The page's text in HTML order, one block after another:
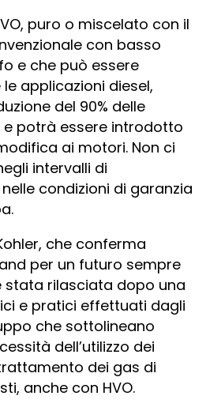
puro o miscelato con il
con basso
e che può essere
applicazioni diesel,
del 90% delle
e potrà essere introdotto
ai motori. Non ci
intervalli di
condizioni di garanzia
che conferma
per un futuro sempre
stata rilasciata dopo una
e pratici effettuati dagli
che sottolineano
dell’utilizzo dei
dei gas di
anche con HVO.